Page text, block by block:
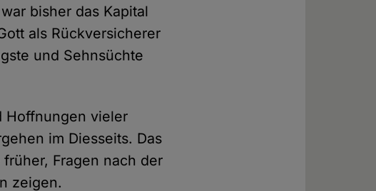
bisher das Kapital
als Rückversicherer
und Sehnsüchte
Hoffnungen vieler
im Diesseits. Das
Fragen nach der
zeigen.